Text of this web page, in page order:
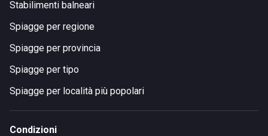
Stabilimenti balneari
Spiagge per regione
Spiagge per provincia
Spiagge per tipo
Spiagge per località più popolari
Condizioni